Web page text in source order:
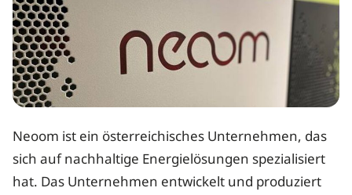
Neoom ist ein österreichisches Unternehmen, das
sich auf nachhaltige Energielösungen spezialisiert
hat. Das Unternehmen entwickelt und produziert